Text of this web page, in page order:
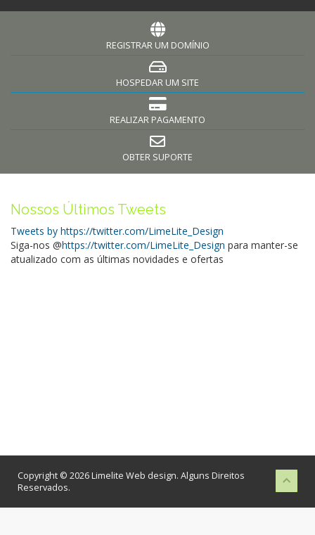
REGISTRAR UM DOMÍNIO
HOSPEDAR UM SITE
REALIZAR PAGAMENTO
OBTER SUPORTE
Nossos Últimos Tweets
Tweets by https://twitter.com/LimeLite_Design
Siga-nos @https://twitter.com/LimeLite_Design para manter-se
atualizado com as últimas novidades e ofertas
Copyright © 2026 Limelite Web design. Alguns Direitos
Reservados.